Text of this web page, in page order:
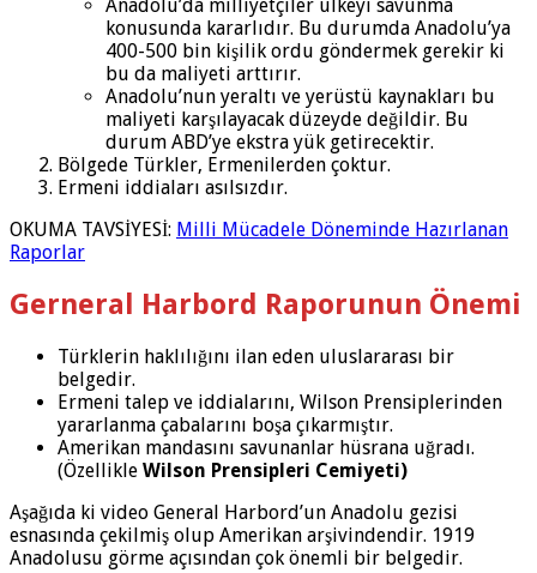
Anadolu’da milliyetçiler ülkeyi savunma
konusunda kararlıdır. Bu durumda Anadolu’ya
400-500 bin kişilik ordu göndermek gerekir ki
bu da maliyeti arttırır.
Anadolu’nun yeraltı ve yerüstü kaynakları bu
maliyeti karşılayacak düzeyde değildir. Bu
durum ABD’ye ekstra yük getirecektir.
Bölgede Türkler, Ermenilerden çoktur.
Ermeni iddiaları asılsızdır.
OKUMA TAVSİYESİ: Milli Mücadele Döneminde Hazırlanan
Raporlar
Gerneral Harbord Raporunun Önemi
Türklerin haklılığını ilan eden uluslararası bir
belgedir.
Ermeni talep ve iddialarını, Wilson Prensiplerinden
yararlanma çabalarını boşa çıkarmıştır.
Amerikan mandasını savunanlar hüsrana uğradı.
(Özellikle Wilson Prensipleri Cemiyeti)
Aşağıda ki video General Harbord’un Anadolu gezisi
esnasında çekilmiş olup Amerikan arşivindendir. 1919
Anadolusu görme açısından çok önemli bir belgedir.